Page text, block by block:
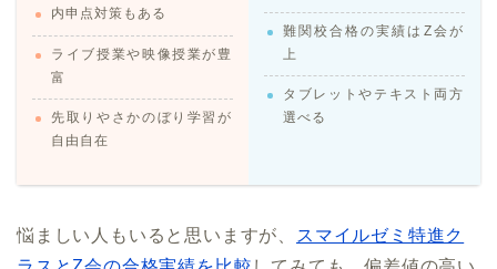
内申点対策もある
ライブ授業や映像授業が豊
富
先取りやさかのぼり学習が
自由自在
難関校合格の実績はZ会が
上
タブレットやテキスト両方
選べる
悩ましい人もいると思いますが、
スマイルゼミ特進ク